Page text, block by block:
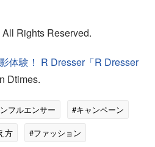
Rights Reserved.
体験！ R Dresser「R Dresser
Dtimes.
フルエンサー
#キャンペーン
方 #ファッション